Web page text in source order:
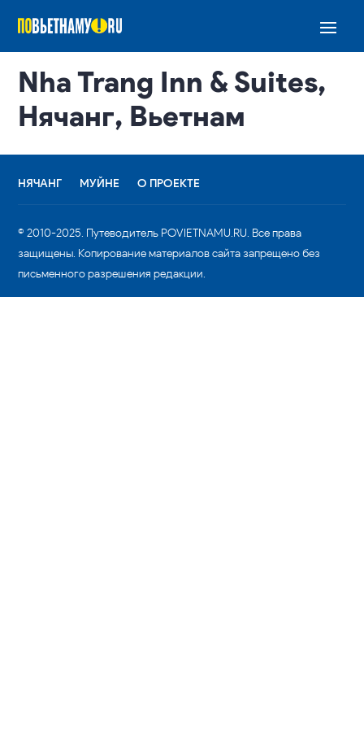
Nha Trang Inn & Suites,
Нячанг, Вьетнам
НЯЧАНГ МУЙНЕ О ПРОЕКТЕ
© 2010-2025. Путеводитель POVIETNAMU.RU. Все права
защищены. Копирование материалов сайта запрещено без
письменного разрешения редакции.